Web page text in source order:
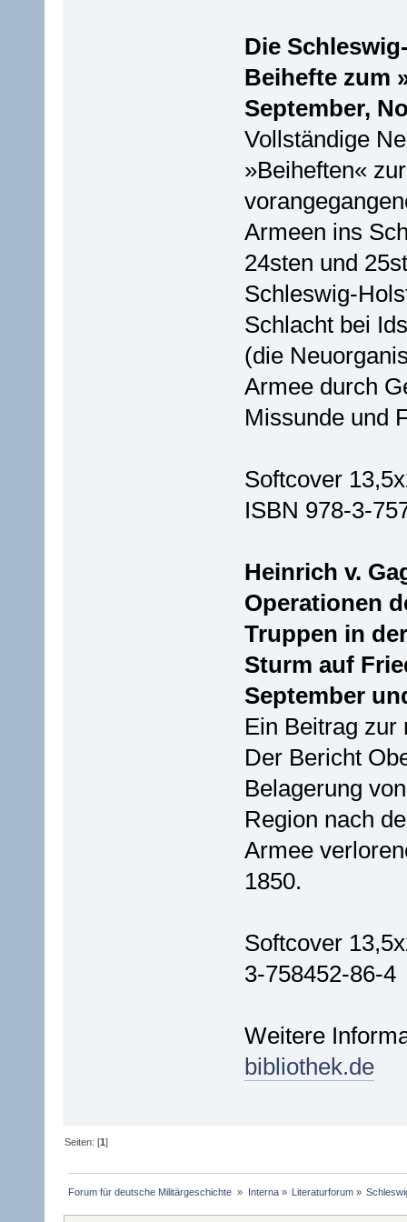
Die
Beihefte zum
September,
Vollständige
»Beiheften«
Armeen ins
24sten und
Schleswig-
Schlacht bei
(die
Armee durch
Missunde und
Softcover
ISBN 978-3-
Heinrich v.
Operationen
Truppen in
Sturm auf
September
Ein Beitrag zur
Der Bericht
Belagerung
Region nach
Armee
1850.
Softcover
3-758452-86-4
Weitere
bibliothek.de
Seiten: [1]
Forum für deutsche Militärgeschichte » Interna» Literaturforum»